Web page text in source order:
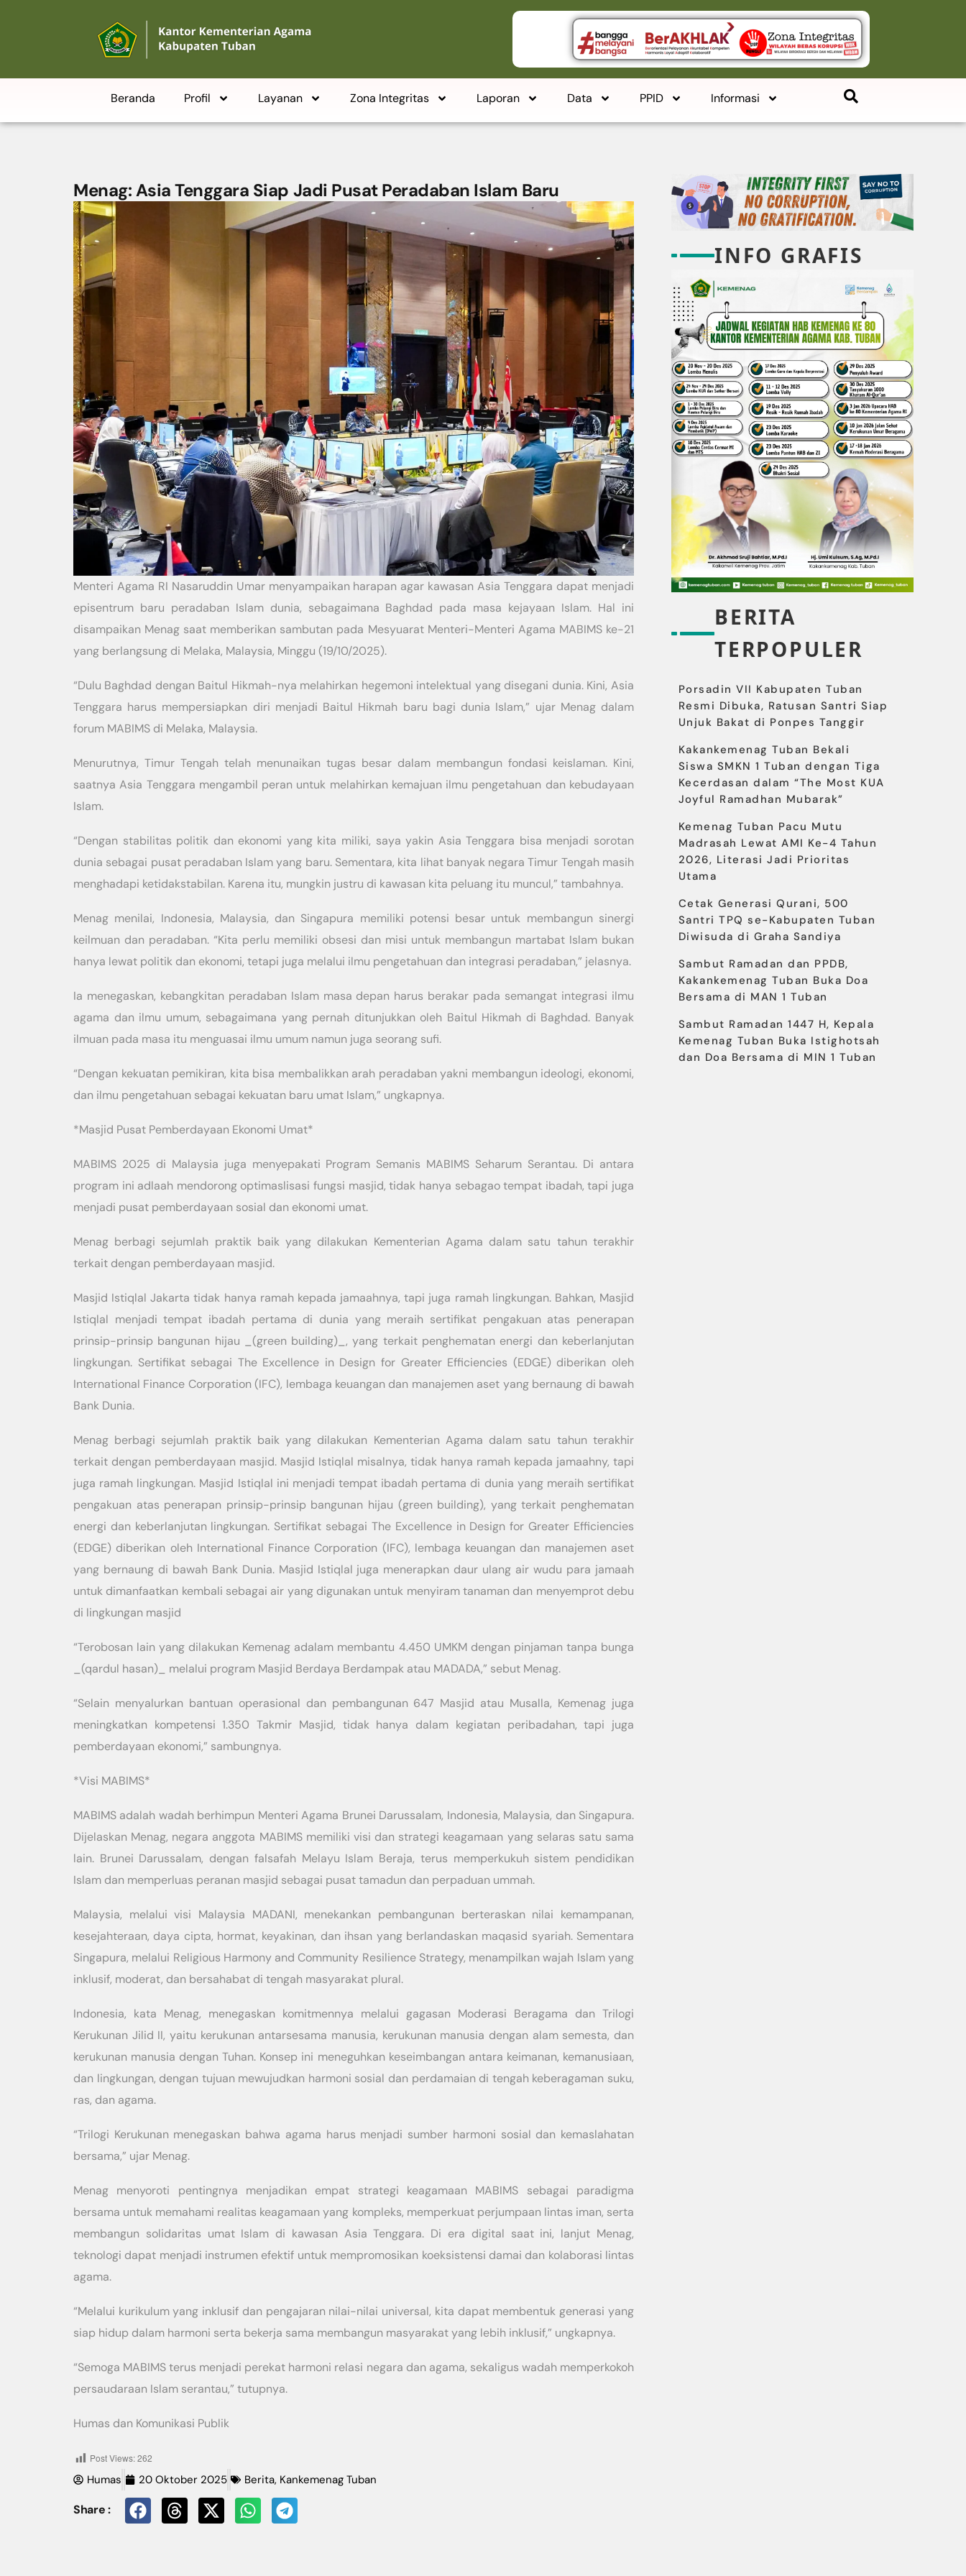
Beranda Profil Layanan Zona Integritas Laporan Data PPID Informasi
Menag: Asia Tenggara Siap Jadi Pusat Peradaban Islam Baru
Menteri Agama RI Nasaruddin Umar menyampaikan harapan agar kawasan Asia Tenggara dapat menjadi
episentrum baru peradaban Islam dunia, sebagaimana Baghdad pada masa kejayaan Islam. Hal ini
disampaikan Menag saat memberikan sambutan pada Mesyuarat Menteri-Menteri Agama MABIMS ke-21
yang berlangsung di Melaka, Malaysia, Minggu (19/10/2025).
“Dulu Baghdad dengan Baitul Hikmah-nya melahirkan hegemoni intelektual yang disegani dunia. Kini, Asia
Tenggara harus mempersiapkan diri menjadi Baitul Hikmah baru bagi dunia Islam,” ujar Menag dalam
forum MABIMS di Melaka, Malaysia.
Menurutnya, Timur Tengah telah menunaikan tugas besar dalam membangun fondasi keislaman. Kini,
saatnya Asia Tenggara mengambil peran untuk melahirkan kemajuan ilmu pengetahuan dan kebudayaan
Islam.
“Dengan stabilitas politik dan ekonomi yang kita miliki, saya yakin Asia Tenggara bisa menjadi sorotan
dunia sebagai pusat peradaban Islam yang baru. Sementara, kita lihat banyak negara Timur Tengah masih
menghadapi ketidakstabilan. Karena itu, mungkin justru di kawasan kita peluang itu muncul,” tambahnya.
Menag menilai, Indonesia, Malaysia, dan Singapura memiliki potensi besar untuk membangun sinergi
keilmuan dan peradaban. “Kita perlu memiliki obsesi dan misi untuk membangun martabat Islam bukan
hanya lewat politik dan ekonomi, tetapi juga melalui ilmu pengetahuan dan integrasi peradaban,” jelasnya.
Ia menegaskan, kebangkitan peradaban Islam masa depan harus berakar pada semangat integrasi ilmu
agama dan ilmu umum, sebagaimana yang pernah ditunjukkan oleh Baitul Hikmah di Baghdad. Banyak
ilmuan pada masa itu menguasai ilmu umum namun juga seorang sufi.
“Dengan kekuatan pemikiran, kita bisa membalikkan arah peradaban yakni membangun ideologi, ekonomi,
dan ilmu pengetahuan sebagai kekuatan baru umat Islam,” ungkapnya.
*Masjid Pusat Pemberdayaan Ekonomi Umat*
MABIMS 2025 di Malaysia juga menyepakati Program Semanis MABIMS Seharum Serantau. Di antara
program ini adlaah mendorong optimaslisasi fungsi masjid, tidak hanya sebagao tempat ibadah, tapi juga
menjadi pusat pemberdayaan sosial dan ekonomi umat.
Menag berbagi sejumlah praktik baik yang dilakukan Kementerian Agama dalam satu tahun terakhir
terkait dengan pemberdayaan masjid.
Masjid Istiqlal Jakarta tidak hanya ramah kepada jamaahnya, tapi juga ramah lingkungan. Bahkan, Masjid
Istiqlal menjadi tempat ibadah pertama di dunia yang meraih sertifikat pengakuan atas penerapan
prinsip-prinsip bangunan hijau _(green building)_, yang terkait penghematan energi dan keberlanjutan
lingkungan. Sertifikat sebagai The Excellence in Design for Greater Efficiencies (EDGE) diberikan oleh
International Finance Corporation (IFC), lembaga keuangan dan manajemen aset yang bernaung di bawah
Bank Dunia.
Menag berbagi sejumlah praktik baik yang dilakukan Kementerian Agama dalam satu tahun terakhir
terkait dengan pemberdayaan masjid. Masjid Istiqlal misalnya, tidak hanya ramah kepada jamaahny, tapi
juga ramah lingkungan. Masjid Istiqlal ini menjadi tempat ibadah pertama di dunia yang meraih sertifikat
pengakuan atas penerapan prinsip-prinsip bangunan hijau (green building), yang terkait penghematan
energi dan keberlanjutan lingkungan. Sertifikat sebagai The Excellence in Design for Greater Efficiencies
(EDGE) diberikan oleh International Finance Corporation (IFC), lembaga keuangan dan manajemen aset
yang bernaung di bawah Bank Dunia. Masjid Istiqlal juga menerapkan daur ulang air wudu para jamaah
untuk dimanfaatkan kembali sebagai air yang digunakan untuk menyiram tanaman dan menyemprot debu
di lingkungan masjid
“Terobosan lain yang dilakukan Kemenag adalam membantu 4.450 UMKM dengan pinjaman tanpa bunga
_(qardul hasan)_ melalui program Masjid Berdaya Berdampak atau MADADA,” sebut Menag.
“Selain menyalurkan bantuan operasional dan pembangunan 647 Masjid atau Musalla, Kemenag juga
meningkatkan kompetensi 1.350 Takmir Masjid, tidak hanya dalam kegiatan peribadahan, tapi juga
pemberdayaan ekonomi,” sambungnya.
*Visi MABIMS*
MABIMS adalah wadah berhimpun Menteri Agama Brunei Darussalam, Indonesia, Malaysia, dan Singapura.
Dijelaskan Menag, negara anggota MABIMS memiliki visi dan strategi keagamaan yang selaras satu sama
lain. Brunei Darussalam, dengan falsafah Melayu Islam Beraja, terus memperkukuh sistem pendidikan
Islam dan memperluas peranan masjid sebagai pusat tamadun dan perpaduan ummah.
Malaysia, melalui visi Malaysia MADANI, menekankan pembangunan berteraskan nilai kemampanan,
kesejahteraan, daya cipta, hormat, keyakinan, dan ihsan yang berlandaskan maqasid syariah. Sementara
Singapura, melalui Religious Harmony and Community Resilience Strategy, menampilkan wajah Islam yang
inklusif, moderat, dan bersahabat di tengah masyarakat plural.
Indonesia, kata Menag, menegaskan komitmennya melalui gagasan Moderasi Beragama dan Trilogi
Kerukunan Jilid II, yaitu kerukunan antarsesama manusia, kerukunan manusia dengan alam semesta, dan
kerukunan manusia dengan Tuhan. Konsep ini meneguhkan keseimbangan antara keimanan, kemanusiaan,
dan lingkungan, dengan tujuan mewujudkan harmoni sosial dan perdamaian di tengah keberagaman suku,
ras, dan agama.
“Trilogi Kerukunan menegaskan bahwa agama harus menjadi sumber harmoni sosial dan kemaslahatan
bersama,” ujar Menag.
Menag menyoroti pentingnya menjadikan empat strategi keagamaan MABIMS sebagai paradigma
bersama untuk memahami realitas keagamaan yang kompleks, memperkuat perjumpaan lintas iman, serta
membangun solidaritas umat Islam di kawasan Asia Tenggara. Di era digital saat ini, lanjut Menag,
teknologi dapat menjadi instrumen efektif untuk mempromosikan koeksistensi damai dan kolaborasi lintas
agama.
“Melalui kurikulum yang inklusif dan pengajaran nilai-nilai universal, kita dapat membentuk generasi yang
siap hidup dalam harmoni serta bekerja sama membangun masyarakat yang lebih inklusif,” ungkapnya.
“Semoga MABIMS terus menjadi perekat harmoni relasi negara dan agama, sekaligus wadah memperkokoh
persaudaraan Islam serantau,” tutupnya.
Humas dan Komunikasi Publik
Post Views:262
Humas 20 Oktober 2025 Berita, Kankemenag Tuban
Share :
INFO GRAFIS
BERITA
TERPOPULER
Porsadin VII Kabupaten Tuban
Resmi Dibuka, Ratusan Santri Siap
Unjuk Bakat di Ponpes Tanggir
Kakankemenag Tuban Bekali
Siswa SMKN 1 Tuban dengan Tiga
Kecerdasan dalam “The Most KUA
Joyful Ramadhan Mubarak”
Kemenag Tuban Pacu Mutu
Madrasah Lewat AMI Ke-4 Tahun
2026, Literasi Jadi Prioritas
Utama
Cetak Generasi Qurani, 500
Santri TPQ se-Kabupaten Tuban
Diwisuda di Graha Sandiya
Sambut Ramadan dan PPDB,
Kakankemenag Tuban Buka Doa
Bersama di MAN 1 Tuban
Sambut Ramadan 1447 H, Kepala
Kemenag Tuban Buka Istighotsah
dan Doa Bersama di MIN 1 Tuban